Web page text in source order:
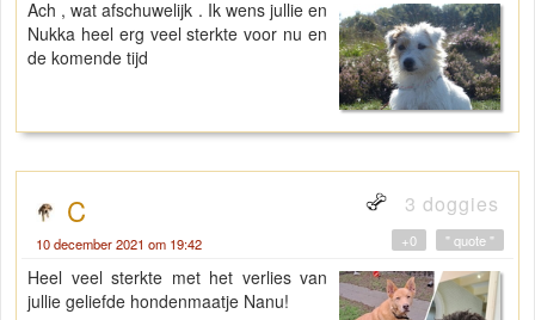
Ach , wat afschuwelijk . Ik wens jullie en
Nukka heel erg veel sterkte voor nu en
de komende tijd
C 3 doggies
10 december 2021 om 19:42 " quote "
+0
Heel veel sterkte met het verlies van
jullie geliefde hondenmaatje Nanu!